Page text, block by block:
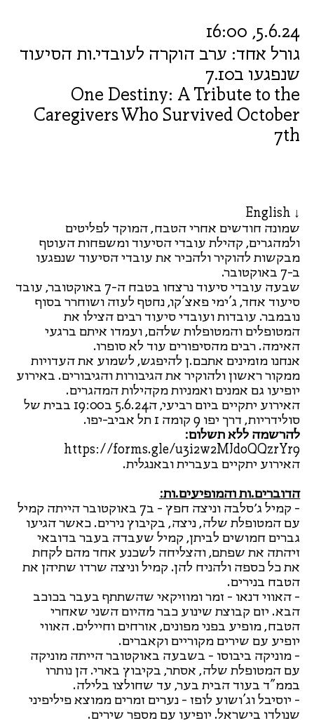
גורל אחד: ערב הוקרה לעובדי.ות הסיעוד
שנפגעו ב7.10
One Destiny: A Tribute to the
Caregivers Who Survived October
7th
5.6.24, 16:00
English ↓
שמונה חודשים אחרי הטבח, המוקד לפליטים
ולמהגרים, קהילת עובדי הסיעוד ומשפחות העוטף
מבקשות להוקיר ולהכיר את עובדי הסיעוד שנפגעו
ב-7 באוקטובר.
שבעה עובדי סיעוד נרצחו בטבח ה-7 באוקטובר, עובד
סיעוד אחד, ג'ימי פאצ'קו, נחטף לעזה ושוחרר בסוף
נובמבר. עובדות ועובדי סיעוד רבים הצילו את
המטופלים והמטופלות שלהם, ועמדו איתם ברגעי
האימה. רבים מהסיפורים עוד לא סופרו.
אנחנו מזמינים אתכם.ן להיפגש, לשמוע את העדויות
ממקור ראשון ולהוקיר את הגיבורות והגיבורים. באירוע
יופיעו גם אמנים ואמניות מקהילות המהגרים.
האירוע יתקיים ביום רביעי, ה5.6.24 ב19:00 בבית של
סולידריות, דרך יפו 9 קומה 1 תל אביב-יפו.
להרשמה ללא תשלום:
https://forms.gle/u3i2w2MJdoQQzrYr9
האירוע יתקיים בעברית ובאנגלית.
הדוברים.ות והמופיעים.ות:
- קמיל ג׳סלבה וניצה חפץ - ב7 באוקטובר הייתה קמיל
עם המטופלת שלה, ניצה, בקיבוץ נירים. כאשר הגיעו
גברים חמושים לביתן, קמיל שעבדה בעבר בדובאי
זיהתה את שפתם, והצליחה לשכנע אחד מהם לקחת
את כל כספה ולהניח להן. קמיל וניצה שרדו שתיהן את
הטבח בנירים.
- האווי דנאו - זמר ומוזיקאי שהשתתף בעבר בכוכב
הבא. יזם קבוצת שינוע כבר מהיום השני שאחרי
הטבח, מופיע בפני מפונים, אזרחים וחיילים. האווי
יופיע עם שירים מקוריים וקאברים.
- מוניקה ביבוסו - בשבעה באוקטובר הייתה מוניקה
עם המטופלת שלה, אסתר, בקיבוץ בארי. הן נותרו
בממ"ד בעוד הבית בער, עד שחולצו בלילה.
- יוסיבל וג'ושוע לופז - נערים זמרים ממוצא פיליפיני
שנולדו בישראל. יופיעו עם מספר שירים.